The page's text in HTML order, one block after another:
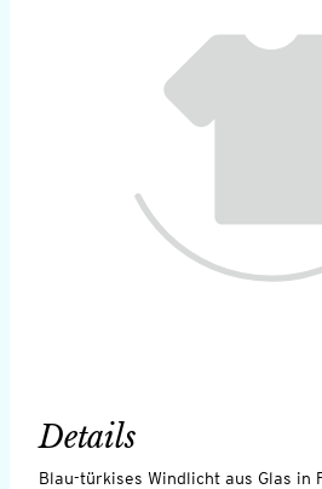
Details
Blau-türkises Windlicht aus Glas in